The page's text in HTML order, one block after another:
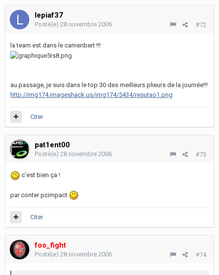
lepiaf37
#72
Posté(e) 28 novembre 2006
la team est dans le camenbert !!!
au passage, je suis dans le top 30 des meilleurs plieurs de la journée!!!
http://img174.imageshack.us/img174/5434/resutao1.png
Citer
pat1ent00
#73
Posté(e) 28 novembre 2006
c'est bien ça !
par conter pcimpact
Citer
foo_fight
#74
Posté(e) 28 novembre 2006